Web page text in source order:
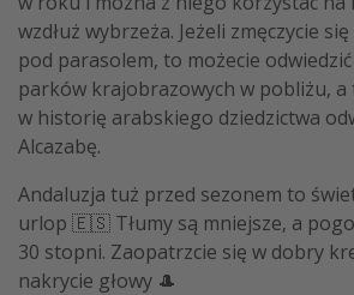
wzdłuż wybrzeża. Jeżeli zmęczycie
pod parasolem, to możecie
parków krajobrazowych w pobliżu, a
w historię arabskiego dziedzictwa
Alcazabę.
Andaluzja tuż przed sezonem to
urlop 🇪🇸 Tłumy są mniejsze, a
30 stopni. Zaopatrzcie się w dobry
nakrycie głowy 🎩